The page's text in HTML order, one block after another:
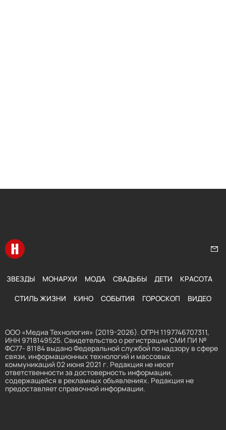
Перейти на главную
ЗВЕЗДЫ МОНАРХИ МОДА СВАДЬБЫ ДЕТИ КРАСОТА
СТИЛЬ ЖИЗНИ КИНО СОБЫТИЯ ГОРОСКОП ВИДЕО
ООО «Медиа Технология» (2019-2026). ОГРН 1197746707311,
ИНН 9718149525. Свидетельство о регистрации СМИ ПИ №
ФС77- 81184 выдано Федеральной службой по надзору в сфере
связи, информационных технологий и массовых
коммуникаций 02 июня 2021 г. Редакция не несет
ответственности за достоверность информации,
содержащейся в рекламных объявлениях. Редакция не
предоставляет справочной информации.